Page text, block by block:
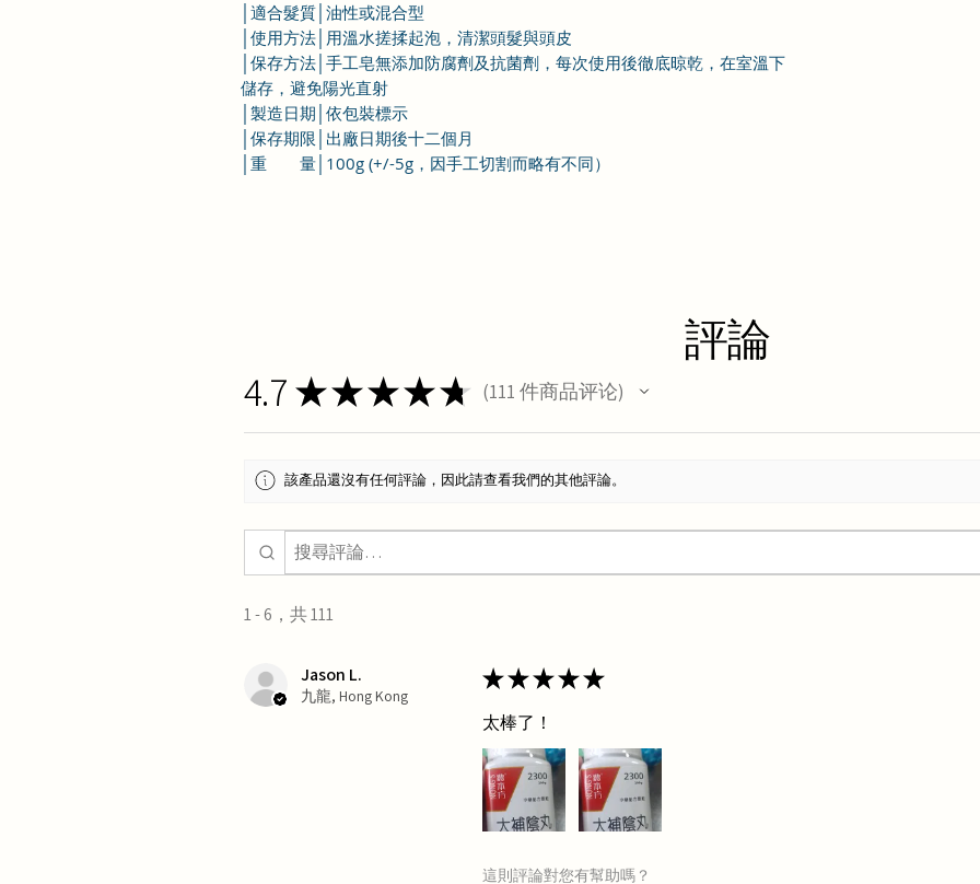
│適合髮質│油性或混合型
│使用方法│用溫水搓揉起泡，清潔頭髮與頭皮
│保存方法│手工皂無添加防腐劑及抗菌劑，每次使用後徹底晾乾，在室溫下
儲存，避免陽光直射
│製造日期│依包裝標示
│保存期限│出廠日期後十二個月
│重 量│100g (+/-5g，因手工切割而略有不同）
評論
4.7 ★★★★★ 111 件商品评论
111
該產品還沒有任何評論，因此請查看我們的其他評論。
1 - 6，共 111
Jason L.
九龍, Hong Kong
★★★★★
太棒了！
這則評論對您有幫助嗎？